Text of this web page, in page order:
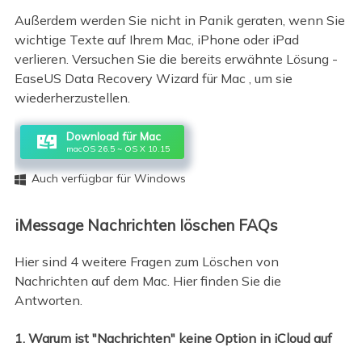
Außerdem werden Sie nicht in Panik geraten, wenn Sie
wichtige Texte auf Ihrem Mac, iPhone oder iPad
verlieren. Versuchen Sie die bereits erwähnte Lösung -
EaseUS Data Recovery Wizard für Mac , um sie
wiederherzustellen.
Download für Mac
macOS 26.5 ~ OS X 10.15
 Auch verfügbar für Windows
iMessage Nachrichten löschen FAQs
Hier sind 4 weitere Fragen zum Löschen von
Nachrichten auf dem Mac. Hier finden Sie die
Antworten.
1. Warum ist "Nachrichten" keine Option in iCloud auf